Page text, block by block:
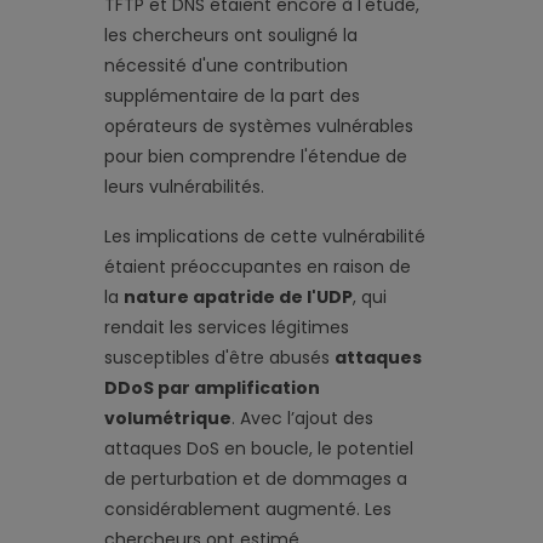
les chercheurs ont souligné la
nécessité d'une contribution
supplémentaire de la part des
opérateurs de systèmes vulnérables
pour bien comprendre l'étendue de
leurs vulnérabilités.
Les implications de cette vulnérabilité
étaient préoccupantes en raison de
la nature apatride de l'UDP, qui
rendait les services légitimes
susceptibles d'être abusés attaques
DDoS par amplification
volumétrique. Avec l’ajout des
attaques DoS en boucle, le potentiel
de perturbation et de dommages a
considérablement augmenté. Les